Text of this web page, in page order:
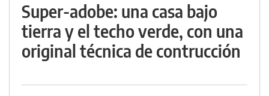
Super-adobe: una casa bajo
tierra y el techo verde, con una
original técnica de contrucción